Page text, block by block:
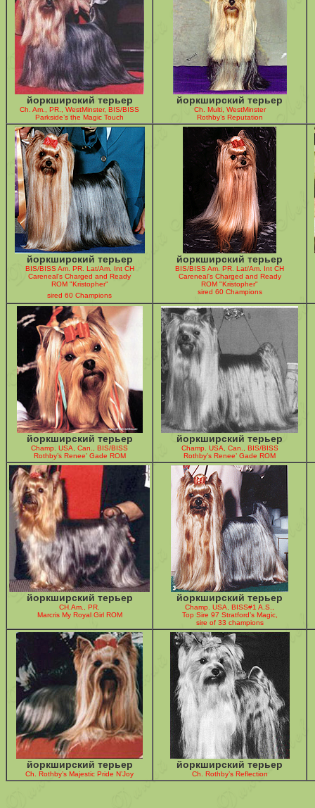
йоркширский терьер
Ch. Am., PR., WestMinster, BIS/BISS
Parkside’s the Magic Touch
йоркширский терьер
Ch. Multi, WestMinster
Rothby’s Reputation
йоркширский терьер
BIS/BISS Am. PR. Lat/Am. Int CH
Careneal's Charged and Ready
ROM "Kristopher"
sired 60 Champions
йоркширский терьер
BIS/BISS Am. PR. Lat/Am. Int CH
Careneal's Charged and Ready
ROM "Kristopher"
sired 60 Champions
йоркширский терьер
Champ. USA, Can., BIS/BISS
Rothby’s Renee’ Gade ROM
йоркширский терьер
Champ. USA, Can., BIS/BISS
Rothby’s Renee’ Gade ROM
йоркширский терьер
CH.Am., PR.
Marcris My Royal Girl ROM
йоркширский терьер
Champ. USA, BISS#1 A.S.,
Top Sire 97 Stratford’s Magic,
sire of 33 champions
йоркширский терьер
Ch. Rothby’s Majestic Pride N’Joy
йоркширский терьер
Ch. Rothby’s Reflection